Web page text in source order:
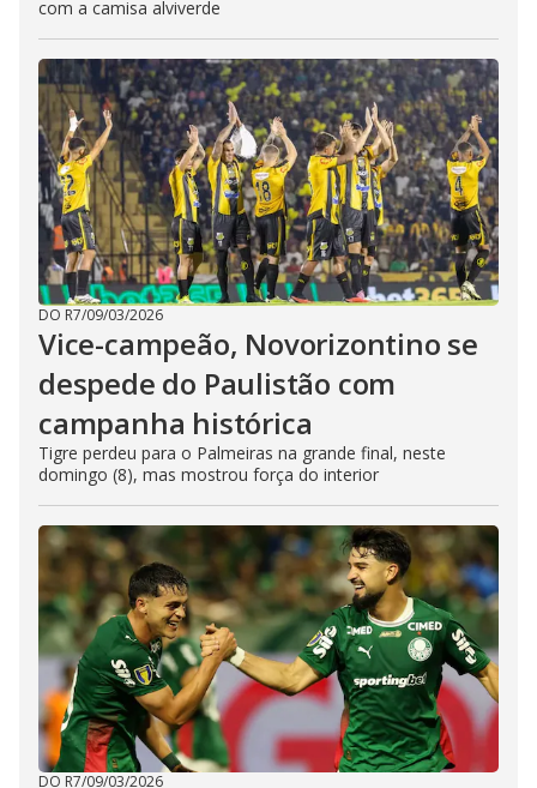
com a camisa alviverde
DO R7/09/03/2026
Vice-campeão, Novorizontino se
despede do Paulistão com
campanha histórica
Tigre perdeu para o Palmeiras na grande final, neste
domingo (8), mas mostrou força do interior
DO R7/09/03/2026